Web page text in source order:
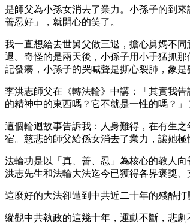
是師父為小孫女消去了業力。小孫子的到
善忍好」，就開心的笑了。
我一直想給去世舅父做三退，擔心舅媽不
退。奇怪的是兩天後，小孫子用小手猛抓
記發癢，小孫子的哭喊聲是撕心裂肺，象
李洪志師父在《轉法輪》中講：「其實我
的精神中的東西嗎？它不就是一性的嗎？
這個輪迴故事告訴我：人身難得，在有生
宿。慈悲的師父給孫女消去了業力，讓她極
法輪功是以「真、善、忍」為核心的教人
洪志先生和法輪大法迄今已獲得各界褒獎
這麼好的大法卻遭到中共近二十年的殘酷
縱觀中共執政的這幾十年，運動不斷，悲